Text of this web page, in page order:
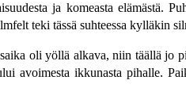
ja komeasta elämästä.
teki tässä suhteessa kylläkin
oli yöllä alkava, niin täällä jo
avoimesta ikkunasta pihalle.